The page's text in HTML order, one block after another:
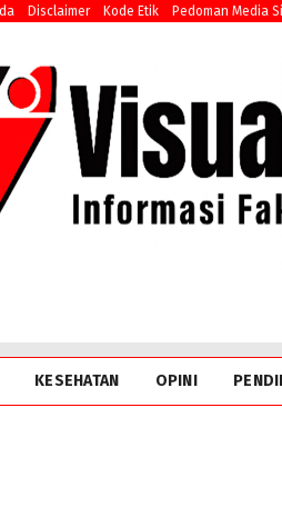
Disclaimer Kode Etik Pedoman Media
KESEHATAN OPINI